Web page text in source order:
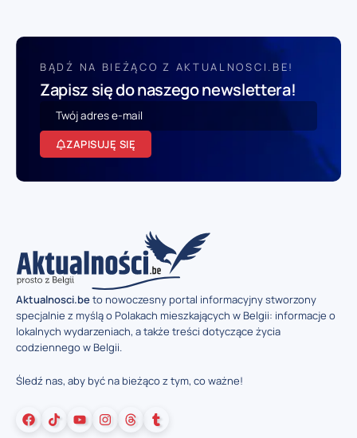
BĄDŹ NA BIEŻĄCO Z AKTUALNOSCI.BE!
Zapisz się do naszego newslettera!
ZAPISUJĘ SIĘ
Aktualnosci.beto nowoczesny portal informacyjny stworzony
specjalnie z myślą o Polakach mieszkających w Belgii: informacje o
lokalnych wydarzeniach, a także treści dotyczące życia
codziennego w Belgii.
Śledź nas, aby być na bieżąco z tym, co ważne!